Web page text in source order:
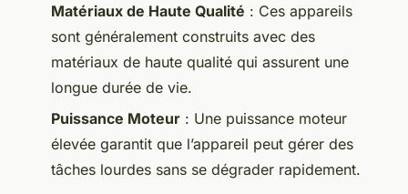
Matériaux de Haute Qualité : Ces appareils
sont généralement construits avec des
matériaux de haute qualité qui assurent une
longue durée de vie.
Puissance Moteur : Une puissance moteur
élevée garantit que l’appareil peut gérer des
tâches lourdes sans se dégrader rapidement.